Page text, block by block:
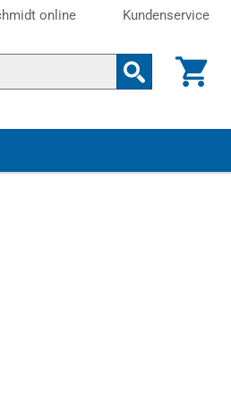
online Kundenservice